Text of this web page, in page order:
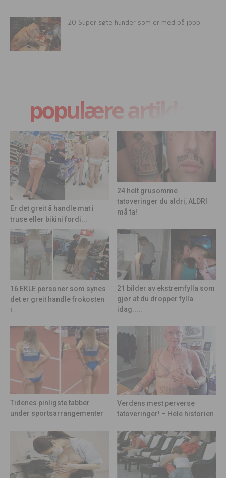
20 Super søte hunder som er med på jobb
populære artikler
Er det greit å handle mat i
truse eller bikini fordi...
24 helt grusomme
tatoveringer du aldri, ALDRI
må ta!
16 EKLE personer som synes
det er greit handle frokosten
i...
21 bilder av ekstremfylla som
gjør at du dropper fylla
idag.....
Tidenes pinligste tabber
under sportsarrangementer
Verdens mest perverse
tatoveringer! – Hele historien